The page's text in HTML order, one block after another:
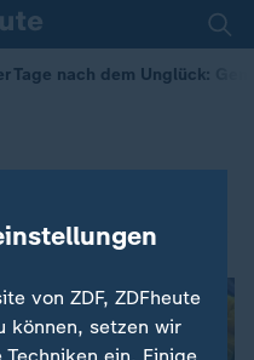
Tage nach dem Unglück:
von ZDF, ZDFheute
können, setzen wir